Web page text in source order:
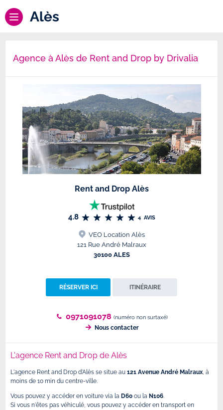
Alès
Agence à Alès de Rent and Drop by Drivalia
Rent and Drop Alès
4.8 4AVIS
VEO Location Alès
121 Rue André Malraux
30100 ALES
RÉSERVER ICI ITINÉRAIRE
0971091078 (numéro non surtaxé)
Nous contacter
L'agence Rent and Drop de Alès
L'agence Rent and Drop d'Alès se situe au 121 Avenue André Malraux, à
moins de 10 min du centre-ville.
Vous pouvez y accéder en voiture via la D60 ou la N106.
Si vous n'êtes pas véhiculé, vous pouvez y accéder en transport en